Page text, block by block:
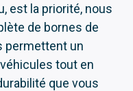
est la priorité, nous
de bornes de
permettent un
tout en
que vous